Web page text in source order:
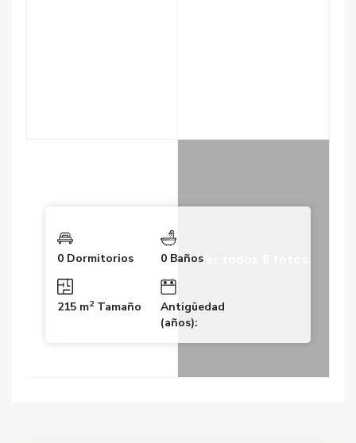
Ver todos 6 fotos
0 Dormitorios 0 Baños
215 m2Tamaño
Antigüedad
(años):